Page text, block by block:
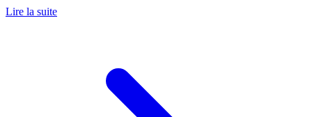
Lire la suite